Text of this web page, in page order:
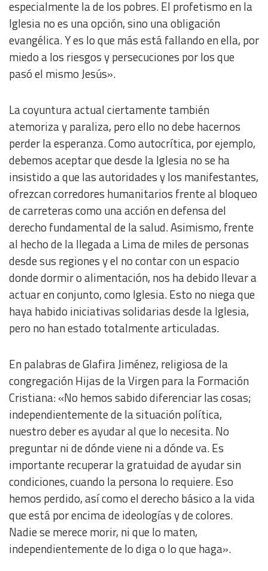
especialmente la de los pobres. El profetismo en la
Iglesia no es una opción, sino una obligación
evangélica. Y es lo que más está fallando en ella, por
miedo a los riesgos y persecuciones por los que
pasó el mismo Jesús».
La coyuntura actual ciertamente también
atemoriza y paraliza, pero ello no debe hacernos
perder la esperanza. Como autocrítica, por ejemplo,
debemos aceptar que desde la Iglesia no se ha
insistido a que las autoridades y los manifestantes,
ofrezcan corredores humanitarios frente al bloqueo
de carreteras como una acción en defensa del
derecho fundamental de la salud. Asimismo, frente
al hecho de la llegada a Lima de miles de personas
desde sus regiones y el no contar con un espacio
donde dormir o alimentación, nos ha debido llevar a
actuar en conjunto, como Iglesia. Esto no niega que
haya habido iniciativas solidarias desde la Iglesia,
pero no han estado totalmente articuladas.
En palabras de Glafira Jiménez, religiosa de la
congregación Hijas de la Virgen para la Formación
Cristiana: «No hemos sabido diferenciar las cosas;
independientemente de la situación política,
nuestro deber es ayudar al que lo necesita. No
preguntar ni de dónde viene ni a dónde va. Es
importante recuperar la gratuidad de ayudar sin
condiciones, cuando la persona lo requiere. Eso
hemos perdido, así como el derecho básico a la vida
que está por encima de ideologías y de colores.
Nadie se merece morir, ni que lo maten,
independientemente de lo diga o lo que haga».